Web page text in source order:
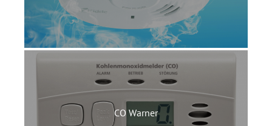
CO Warner